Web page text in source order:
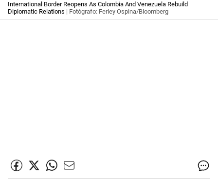
International Border Reopens As Colombia And Venezuela Rebuild
Diplomatic Relations | Fotógrafo: Ferley Ospina/Bloomberg